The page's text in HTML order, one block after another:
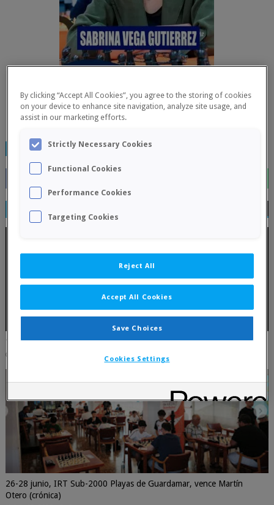
TAGS: FINALIZADOS
RELATED POSTS
17 julio, Primer torneo por parejas 2026 - La Primitiva
26-28 junio, IRT Sub-2000 Playas de Guardamar, vence Martín
Otero (crónica)
By clicking “Accept All Cookies”, you agree to the storing of cookies
on your device to enhance site navigation, analyze site usage, and
assist in our marketing efforts.
Strictly Necessary Cookies
Functional Cookies
Performance Cookies
Targeting Cookies
Reject All
Accept All Cookies
Save Choices
Cookies Settings